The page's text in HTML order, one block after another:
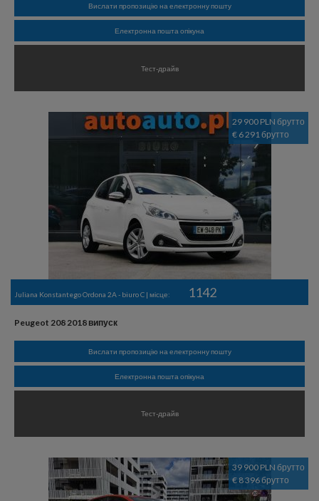
Вислати пропозицію на електронну пошту
Електронна пошта опікуна
Тест-драйв
29 900 PLN брутто
€ 6 291 брутто
Juliana Konstantego Ordona 2A - biuro C | місце: 1142
Peugeot 208 2018 випуск
Вислати пропозицію на електронну пошту
Електронна пошта опікуна
Тест-драйв
39 900 PLN брутто
€ 8 396 брутто